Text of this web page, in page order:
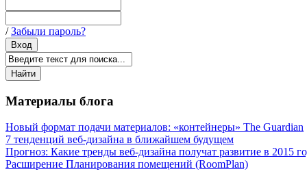
/Забыли пароль?
Материалы блога
Новый формат подачи материалов: «контейнеры» The Guardian
7 тенденций веб-дизайна в ближайшем будущем
Прогноз: Какие тренды веб-дизайна получат развитие в 2015
Расширение Планирования помещений (RoomPlan)